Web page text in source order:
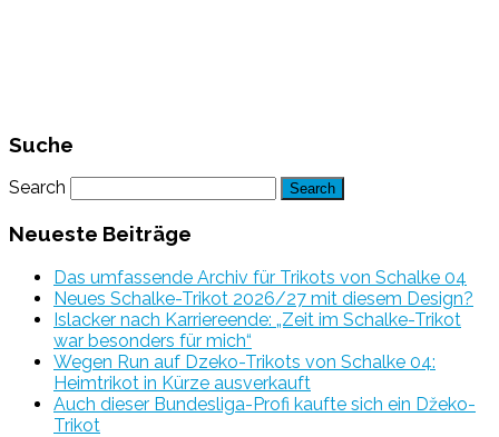
Suche
Search
Neueste Beiträge
Das umfassende Archiv für Trikots von Schalke 04
Neues Schalke-Trikot 2026/27 mit diesem Design?
Islacker nach Karriereende: „Zeit im Schalke-Trikot
war besonders für mich“
Wegen Run auf Dzeko-Trikots von Schalke 04:
Heimtrikot in Kürze ausverkauft
Auch dieser Bundesliga-Profi kaufte sich ein Džeko-
Trikot